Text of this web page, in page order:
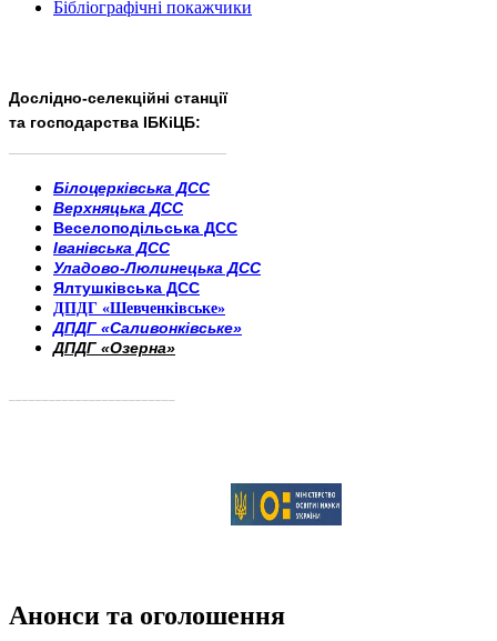
Бібліографічні покажчики
Дослідно-селекційні станції
та господарства ІБКіЦБ:
Білоцерківська ДСС
Верхняцька ДСС
Веселоподільська ДСС
Іванівська ДСС
Уладово-Люлинецька ДСС
Ялтушківська ДСС
ДПДГ «Шевченківське»
ДПДГ «Саливонківське»
ДПДГ «Озерна»
Анонси та оголошення